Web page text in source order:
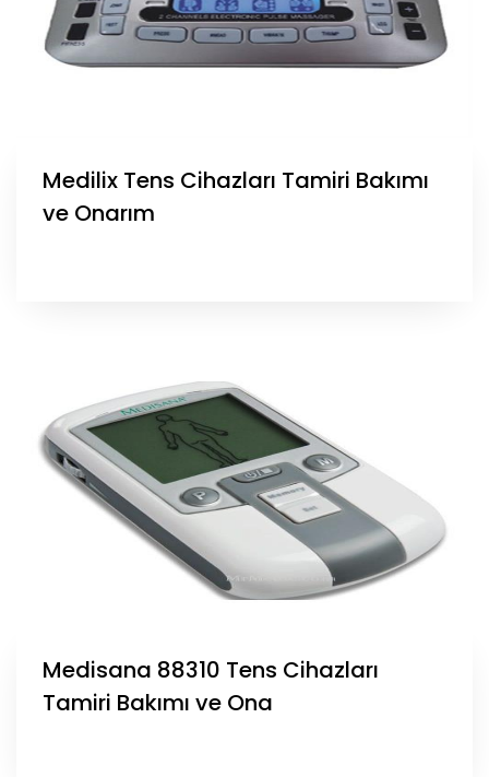
Medilix Tens Cihazları Tamiri Bakımı
ve Onarım
Medisana 88310 Tens Cihazları
Tamiri Bakımı ve Ona